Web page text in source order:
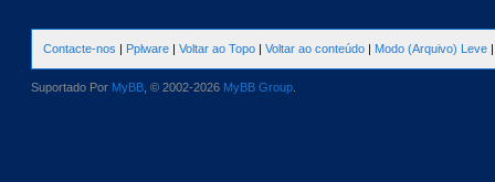
Contacte-nos | Pplware | Voltar ao Topo | Voltar ao conteúdo | Modo (Arquivo) Leve
Suportado Por MyBB , © 2002-2026 MyBB Group